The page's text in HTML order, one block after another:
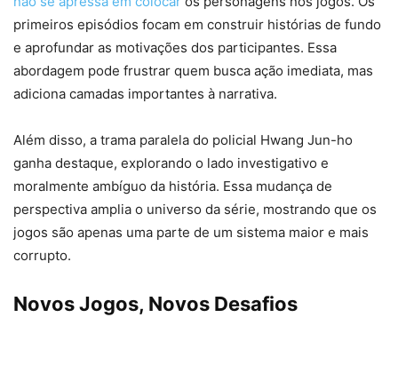
primeiros episódios focam em construir histórias de fundo
e aprofundar as motivações dos participantes. Essa
abordagem pode frustrar quem busca ação imediata, mas
adiciona camadas importantes à narrativa.
Além disso, a trama paralela do policial Hwang Jun-ho
ganha destaque, explorando o lado investigativo e
moralmente ambíguo da história. Essa mudança de
perspectiva amplia o universo da série, mostrando que os
jogos são apenas uma parte de um sistema maior e mais
corrupto.
Novos Jogos, Novos Desafios